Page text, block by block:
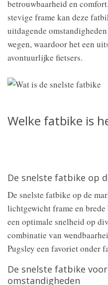
betrouwbaarheid en
stevige frame kan deze
uitdagende
wegen, waardoor het een
avontuurlijke fietsers.
Welke fatbike is
De snelste fatbike op
De snelste fatbike op de
lichtgewicht frame en
een optimale snelheid op
combinatie van
Pugsley een favoriet onder
De snelste fatbike
omstandigheden